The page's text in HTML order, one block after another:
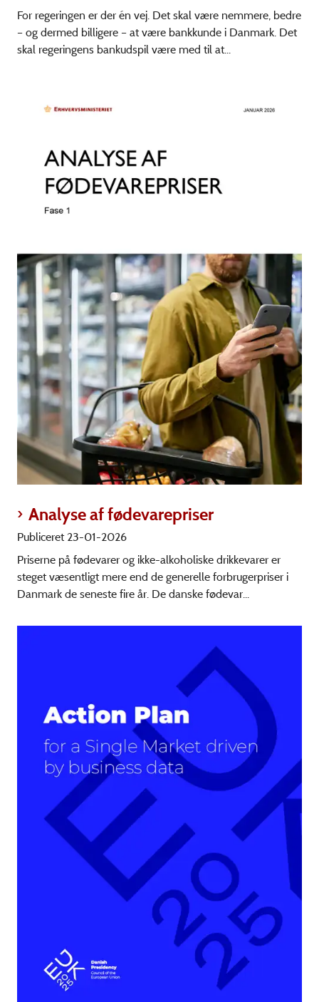
For regeringen er der én vej. Det skal være nemmere, bedre
– og dermed billigere – at være bankkunde i Danmark. Det
skal regeringens bankudspil være med til at...
Analyse af fødevarepriser
Publiceret 23-01-2026
Priserne på fødevarer og ikke-alkoholiske drikkevarer er
steget væsentligt mere end de generelle forbrugerpriser i
Danmark de seneste fire år. De danske fødevar...